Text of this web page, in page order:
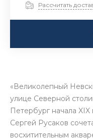
Рассчитать
«Великолепный
улице Северной
Петербург начала
Сергей Русаков
восхитительным